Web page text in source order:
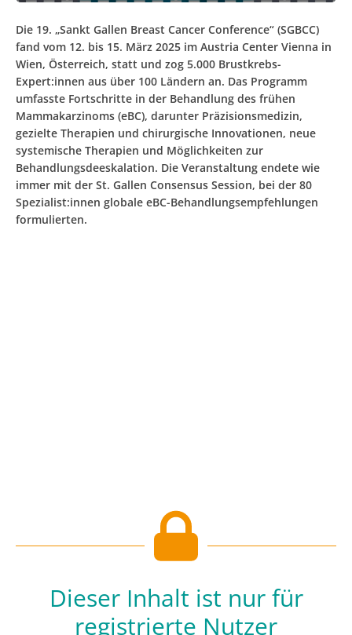
Die 19. „Sankt Gallen Breast Cancer Conference“ (SGBCC)
fand vom 12. bis 15. März 2025 im Austria Center Vienna in
Wien, Österreich, statt und zog 5.000 Brustkrebs-
Expert:innen aus über 100 Ländern an. Das Programm
umfasste Fortschritte in der Behandlung des frühen
Mammakarzinoms (eBC), darunter Präzisionsmedizin,
gezielte Therapien und chirurgische Innovationen, neue
systemische Therapien und Möglichkeiten zur
Behandlungsdeeskalation. Die Veranstaltung endete wie
immer mit der St. Gallen Consensus Session, bei der 80
Spezialist:innen globale eBC-Behandlungsempfehlungen
formulierten.
Dieser Inhalt ist nur für
registrierte Nutzer